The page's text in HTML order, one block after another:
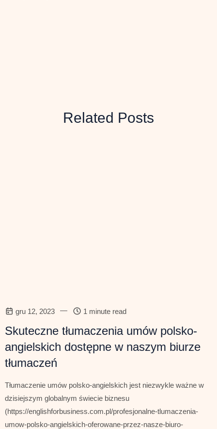
Related Posts
gru 12, 2023 — 1 minute read
Skuteczne tłumaczenia umów polsko-
angielskich dostępne w naszym biurze
tłumaczeń
Tłumaczenie umów polsko-angielskich jest niezwykle ważne w
dzisiejszym globalnym świecie biznesu
(https://englishforbusiness.com.pl/profesjonalne-tlumaczenia-
umow-polsko-angielskich-oferowane-przez-nasze-biuro-